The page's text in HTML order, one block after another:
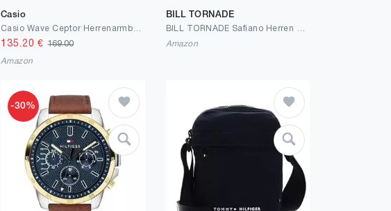
Casio
135.20 €169.00
Amazon
BILL TORNADE
Amazon
-30%